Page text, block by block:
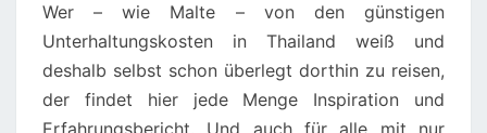
Wer – wie Malte – von den günstigen
Unterhaltungskosten in Thailand weiß und
deshalb selbst schon überlegt dorthin zu reisen,
der findet hier jede Menge Inspiration und
Erfahrungsbericht. Und auch für alle mit nur